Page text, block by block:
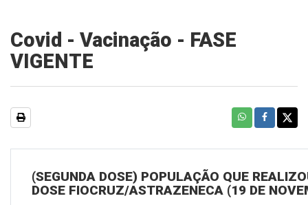
Covid - Vacinação - FASE
VIGENTE
(SEGUNDA DOSE) POPULAÇÃO QUE
DOSE FIOCRUZ/ASTRAZENECA (19 DE